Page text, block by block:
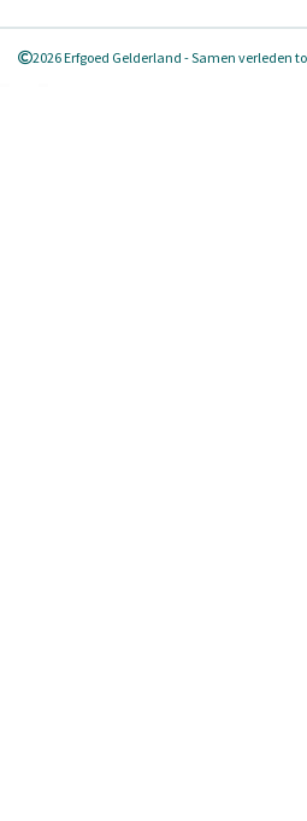
2026 Erfgoed Gelderland - Samen verleden